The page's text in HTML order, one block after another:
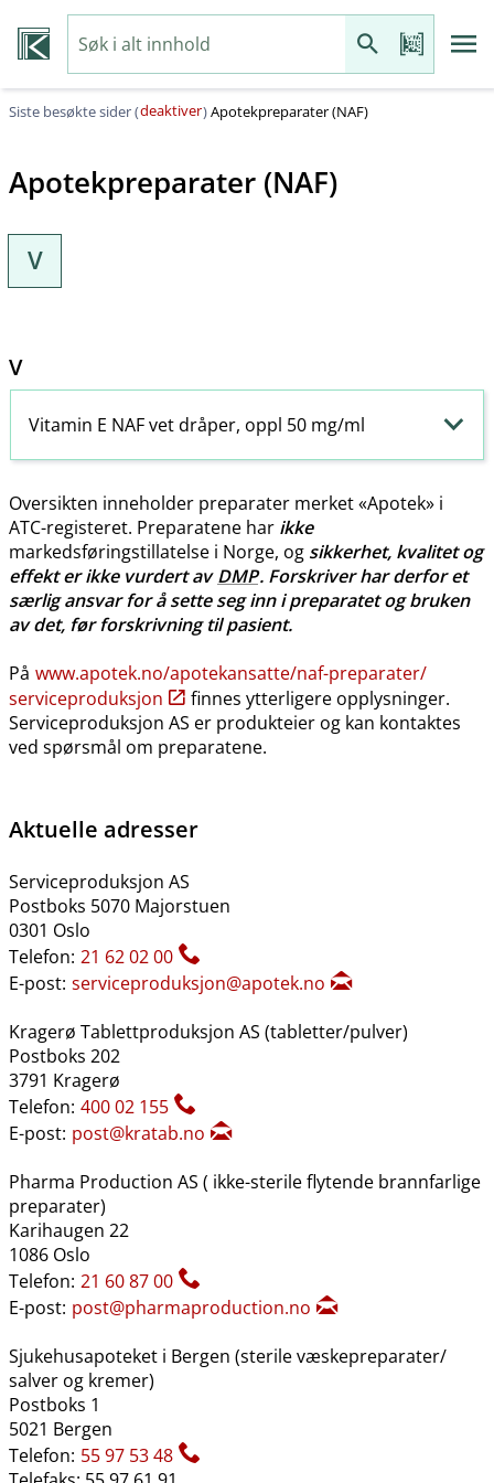
Siste besøkte sider (deaktiver)Apotekpreparater (NAF)
Apotekpreparater (NAF)
V
V
Vitamin E NAF vet dråper, oppl 50 mg/ml
Oversikten inneholder preparater merket «Apotek» i
ATC-registeret. Preparatene har ikke
markedsføringstillatelse i Norge, og sikkerhet, kvalitet og
effekt er ikke vurdert avDMP. Forskriver har derfor et
særlig ansvar for å sette seg inn i preparatet og bruken
av det, før forskrivning til pasient.
På www.apotek.no​/​apotekansatte​/​naf-preparater​/​
serviceproduksjon
finnes ytterligere opplysninger.
Serviceproduksjon AS er produkteier og kan kontaktes
ved spørsmål om preparatene.
Aktuelle adresser
Serviceproduksjon AS
Postboks 5070 Majorstuen
0301 Oslo
Telefon: 21 62 02 00
E-post: serviceproduksjon@apotek.no
Kragerø Tablettproduksjon AS (tabletter​/​pulver)
Postboks 202
3791 Kragerø
Telefon: 400 02 155
E-post: post@kratab.no
Pharma Production AS ( ikke-sterile flytende brannfarlige
preparater)
Karihaugen 22
1086 Oslo
Telefon: 21 60 87 00
E-post: post@pharmaproduction.no
Sjukehusapoteket i Bergen (sterile væskepreparater​/​
salver og kremer)
Postboks 1
5021 Bergen
Telefon: 55 97 53 48